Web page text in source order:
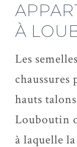
À
Les
chaussures
hauts
Louboutin
à laquelle